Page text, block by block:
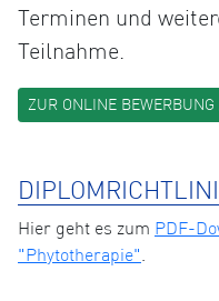
Terminen und
Teilnahme.
ZUR ONLINE
Hier geht es zum PDF-
"Phytotherapie"